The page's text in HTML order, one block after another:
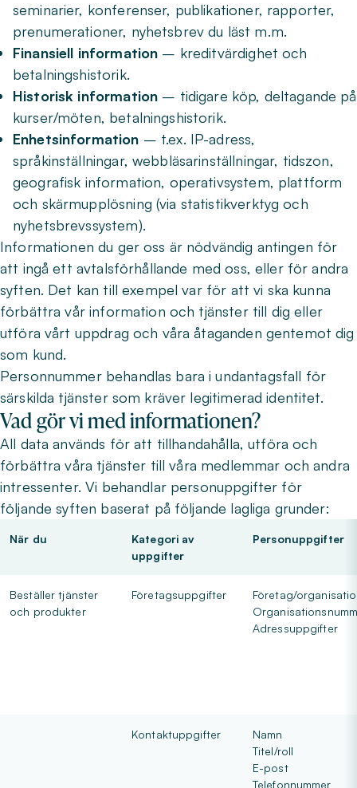
seminarier, konferenser, publikationer, rapporter,
prenumerationer, nyhetsbrev du läst m.m.
Finansiell information – kreditvärdighet och
betalningshistorik.
Historisk information – tidigare köp, deltagande på
kurser/möten, betalningshistorik.
Enhetsinformation – t.ex. IP-adress,
språkinställningar, webbläsarinställningar, tidszon,
geografisk information, operativsystem, plattform
och skärmupplösning (via statistikverktyg och
nyhetsbrevssystem).
Informationen du ger oss är nödvändig antingen för
att ingå ett avtalsförhållande med oss, eller för andra
syften. Det kan till exempel var för att vi ska kunna
förbättra vår information och tjänster till dig eller
utföra vårt uppdrag och våra åtaganden gentemot dig
som kund.
Personnummer behandlas bara i undantagsfall för
särskilda tjänster som kräver legitimerad identitet.
Vad gör vi med informationen?
All data används för att tillhandahålla, utföra och
förbättra våra tjänster till våra medlemmar och andra
intressenter. Vi behandlar personuppgifter för
följande syften baserat på följande lagliga grunder:
När du
Kategori av
uppgifter
Personuppgifter
Beställer tjänster
och produkter
Företagsuppgifter
Företag/
Adressuppgifter
Kontaktuppgifter
Namn
Titel/roll
E-post
Telefonnummer